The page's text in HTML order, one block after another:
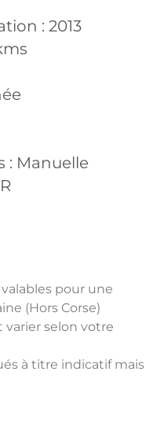
: 2013
: Manuelle
pour une
(Hors Corse)
varier selon votre
à titre indicatif mais